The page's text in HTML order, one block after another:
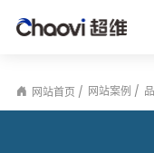
网站首页 网站案例